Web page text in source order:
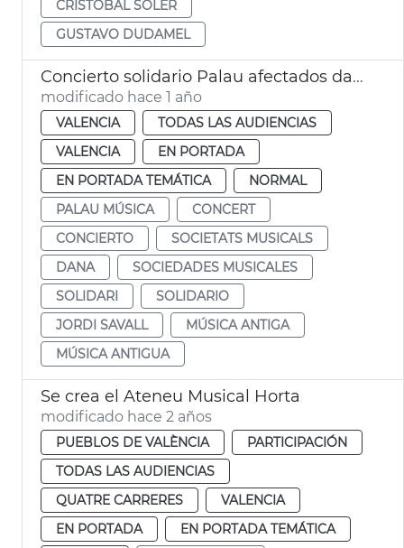
CRISTÓBAL SOLER
GUSTAVO DUDAMEL
Concierto solidario Palau afectados dana y sociedades musicales
modificado hace 1 año
VALENCIA
TODAS LAS AUDIENCIAS
VALENCIA
EN PORTADA
EN PORTADA TEMÁTICA
NORMAL
PALAU MÚSICA
CONCERT
CONCIERTO
SOCIETATS MUSICALS
DANA
SOCIEDADES MUSICALES
SOLIDARI
SOLIDARIO
JORDI SAVALL
MÚSICA ANTIGA
MÚSICA ANTIGUA
Se crea el Ateneu Musical Horta
modificado hace 2 años
PUEBLOS DE VALÈNCIA
PARTICIPACIÓN
TODAS LAS AUDIENCIAS
QUATRE CARRERES
VALENCIA
EN PORTADA
EN PORTADA TEMÁTICA